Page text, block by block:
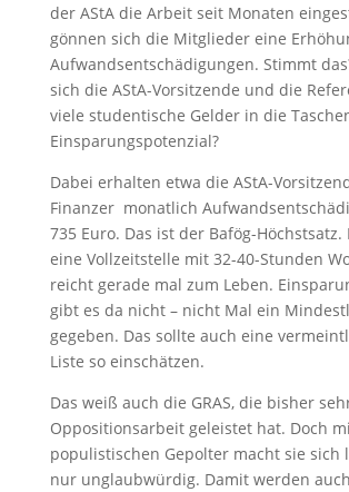
der AStA die Arbeit seit Monaten
gönnen sich die Mitglieder eine
Aufwandsentschädigungen. Stimmt
sich die AStA-Vorsitzende und die
viele studentische Gelder in die
Einsparungspotenzial?
Dabei erhalten etwa die AStA-
Finanzer monatlich
735 Euro. Das ist der Bafög-
eine Vollzeitstelle mit 32-40-Stunden
reicht gerade mal zum Leben.
gibt es da nicht – nicht Mal ein
gegeben. Das sollte auch eine
Liste so einschätzen.
Das weiß auch die GRAS, die bisher
Oppositionsarbeit geleistet hat. Doch
populistischen Gepolter macht sie sich
nur unglaubwürdig. Damit werden